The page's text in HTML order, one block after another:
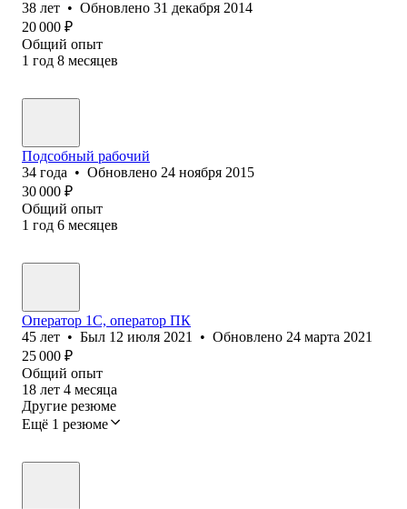
38 лет • Обновлено 31 декабря 2014
20 000 ₽
Общий опыт
1 год 8 месяцев
Подсобный рабочий
34 года • Обновлено 24 ноября 2015
30 000 ₽
Общий опыт
1 год 6 месяцев
Оператор 1C, оператор ПК
45 лет • Был 12 июля 2021 • Обновлено 24 марта 2021
25 000 ₽
Общий опыт
18 лет 4 месяца
Другие резюме
Ещё 1 резюме